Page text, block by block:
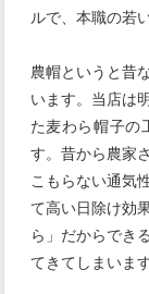
ルで、本職の若
農帽というと昔
います。当店は
た麦わら帽子の
す。昔から農家
こもらない通気
て高い日除け効
ら」だからでき
てきてしまいます